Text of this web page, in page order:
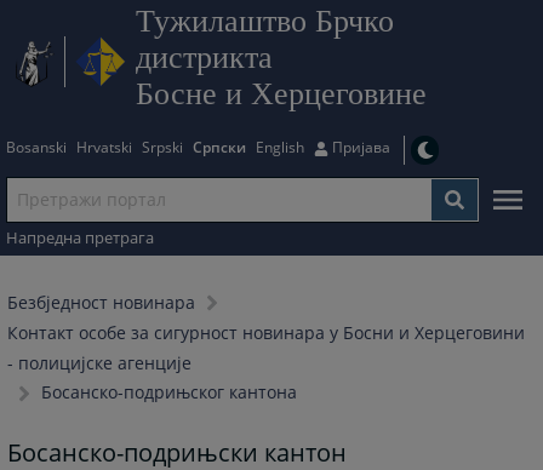
Тужилаштво Брчко
дистрикта
Босне и Херцеговине
Bosanski Hrvatski Srpski Српски English Пријава
Напредна претрага
Безбjедност новинара
Контакт особе за сигурност новинара у Босни и Херцеговини
- полицијске агенције
Босанско-подрињског кантона
Босанско-подрињски кантон